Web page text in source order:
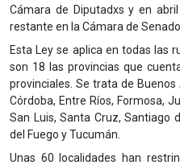
Cámara de Diputadxs y en
restante en la Cámara de
Esta Ley se aplica en todas las
son 18 las provincias que
provinciales. Se trata de Buenos
Córdoba, Entre Ríos, Formosa,
San Luis, Santa Cruz, Santiago
del Fuego y Tucumán.
Unas 60 localidades han